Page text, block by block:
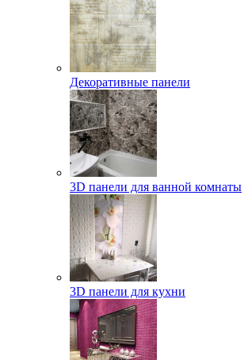
Декоративные панели
3D панели для ванной комнаты
3D панели для кухни